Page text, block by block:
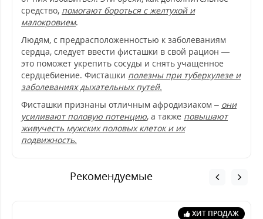
средство, помогают бороться с желтухой и
малокровием.
Людям, с предрасположенностью к заболеваниям
сердца, следует ввести фисташки в свой рацион —
это поможет укрепить сосуды и снять учащенное
сердцебиение. Фисташки полезны при туберкулезе и
заболеваниях дыхательных путей.
Фисташки признаны отличным афродизиаком – они
усиливают половую потенцию, а также повышают
живучесть мужских половых клеток и их
подвижность.
Рекомендуемые
ХИТ ПРОДАЖ